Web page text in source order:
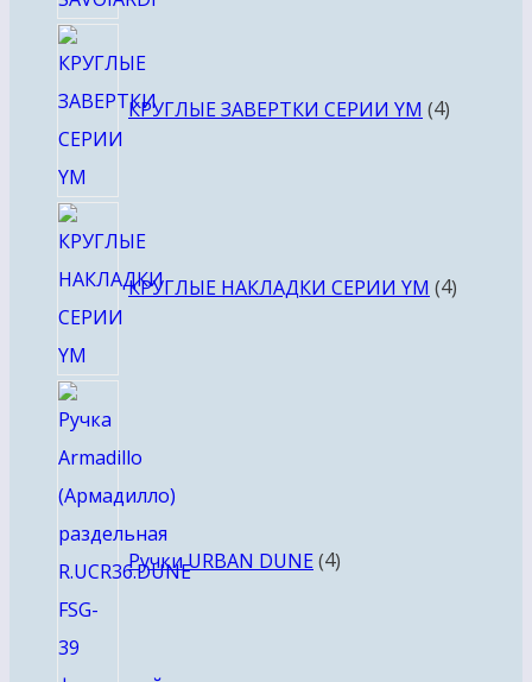
КРУГЛЫЕ ЗАВЕРТКИ СЕРИИ YM 4
КРУГЛЫЕ НАКЛАДКИ СЕРИИ YM 4
Ручки URBAN DUNE 4